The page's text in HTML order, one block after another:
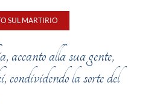
SUL MARTIRIO
alla sua gente,
condividendo la sorte del